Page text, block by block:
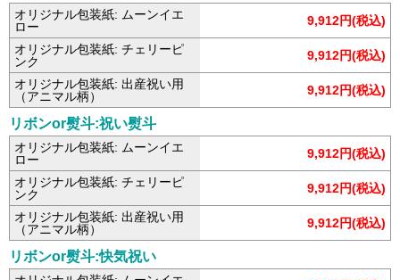
オリジナル包装紙: ムーンイエ
ロー
9,912円(税込)
オリジナル包装紙: チェリーピ
ンク
9,912円(税込)
オリジナル包装紙: 出産祝い用
（アニマル柄）
9,912円(税込)
リボンor熨斗:祝い熨斗
オリジナル包装紙: ムーンイエ
ロー
9,912円(税込)
オリジナル包装紙: チェリーピ
ンク
9,912円(税込)
オリジナル包装紙: 出産祝い用
（アニマル柄）
9,912円(税込)
リボンor熨斗:快気祝い